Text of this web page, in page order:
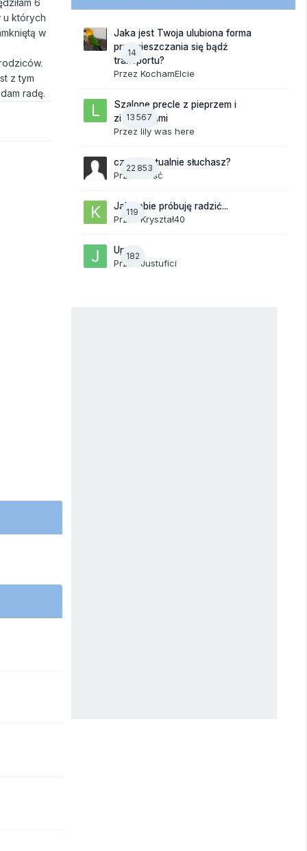
6
u których
w
z tym
radę.
14
Jaka jest Twoja ulubiona forma
przemieszczania się bądź
transportu?
Przez KochamElcie
13 567
Szalone precle z pieprzem i
ziemniakami
Przez lily was here
22 853
czego aktualnie słuchasz?
Przez Gość
119
Jak sobie próbuję radzić...
Przez Kryształ40
182
Upały
Przez Justufici